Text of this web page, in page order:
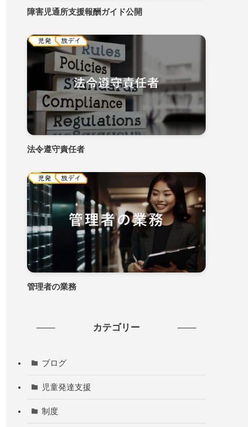
障害児通所支援報酬ガイド公開
法令遵守責任者
管理者の業務
カテゴリー
ブログ
児童発達支援
制度